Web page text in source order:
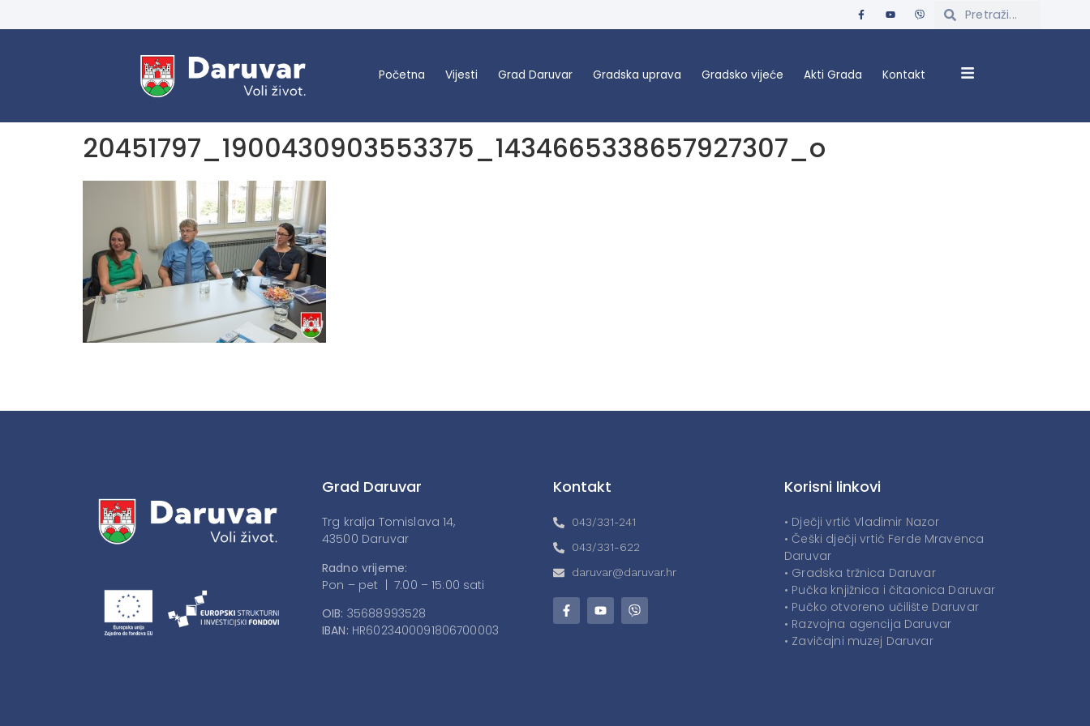
Početna Vijesti Grad Daruvar Gradska uprava Gradsko vijeće Akti Grada Kontakt
20451797_1900430903553375_1434665338657927307_o
Grad Daruvar
Trg kralja Tomislava 14,
43500 Daruvar
Radno vrijeme:
Pon – pet | 7:00 – 15:00 sati
OIB: 35688993528
IBAN: HR6023400091806700003
Kontakt
043/331-241
043/331-622
daruvar@daruvar.hr
Korisni linkovi
• Dječji vrtić Vladimir Nazor
• Češki dječji vrtić Ferde Mravenca
Daruvar
• Gradska tržnica Daruvar
• Pučka knjižnica i čitaonica Daruvar
• Pučko otvoreno učilište Daruvar
• Razvojna agencija Daruvar
• Zavičajni muzej Daruvar